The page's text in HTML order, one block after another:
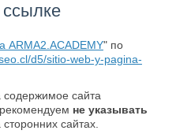
ARMA2.ACADEMY" по
d5/sitio-web-y-pagina-
содержимое сайта
не указывать
сайтах.